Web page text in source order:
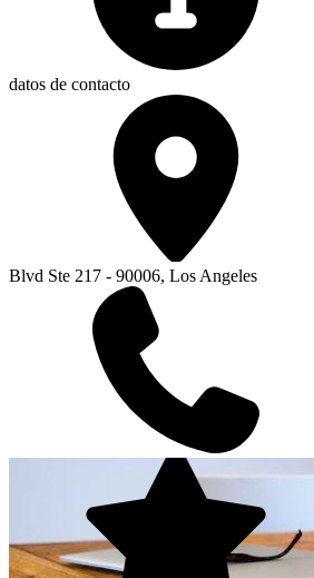
datos de contacto
Blvd Ste 217 - 90006, Los Angeles